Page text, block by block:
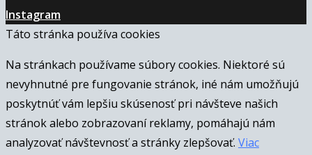
Instagram
Táto stránka používa cookies
Na stránkach používame súbory cookies. Niektoré sú
nevyhnutné pre fungovanie stránok, iné nám umožňujú
poskytnúť vám lepšiu skúsenosť pri návšteve našich
stránok alebo zobrazovaní reklamy, pomáhajú nám
analyzovať návštevnosť a stránky zlepšovať. Viac